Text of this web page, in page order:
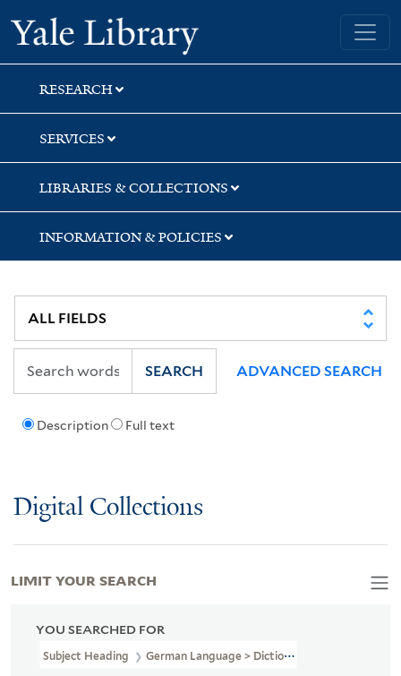
Skip
to
search
Skip
to
main
content
Skip
to
first
result
Yale University Library
RESEARCH
SERVICES
LIBRARIES & COLLECTIONS
INFORMATION & POLICIES
Description Full text
SEARCH ADVANCED SEARCH
Digital Collections
YOU SEARCHED FOR
Subject Heading German Language > Dictionaries
LIMIT YOUR SEARCH